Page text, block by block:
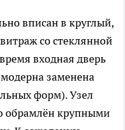
вписан в круглый,
со стеклянной
входная дверь
заменена
форм). Узел
обрамлён крупными